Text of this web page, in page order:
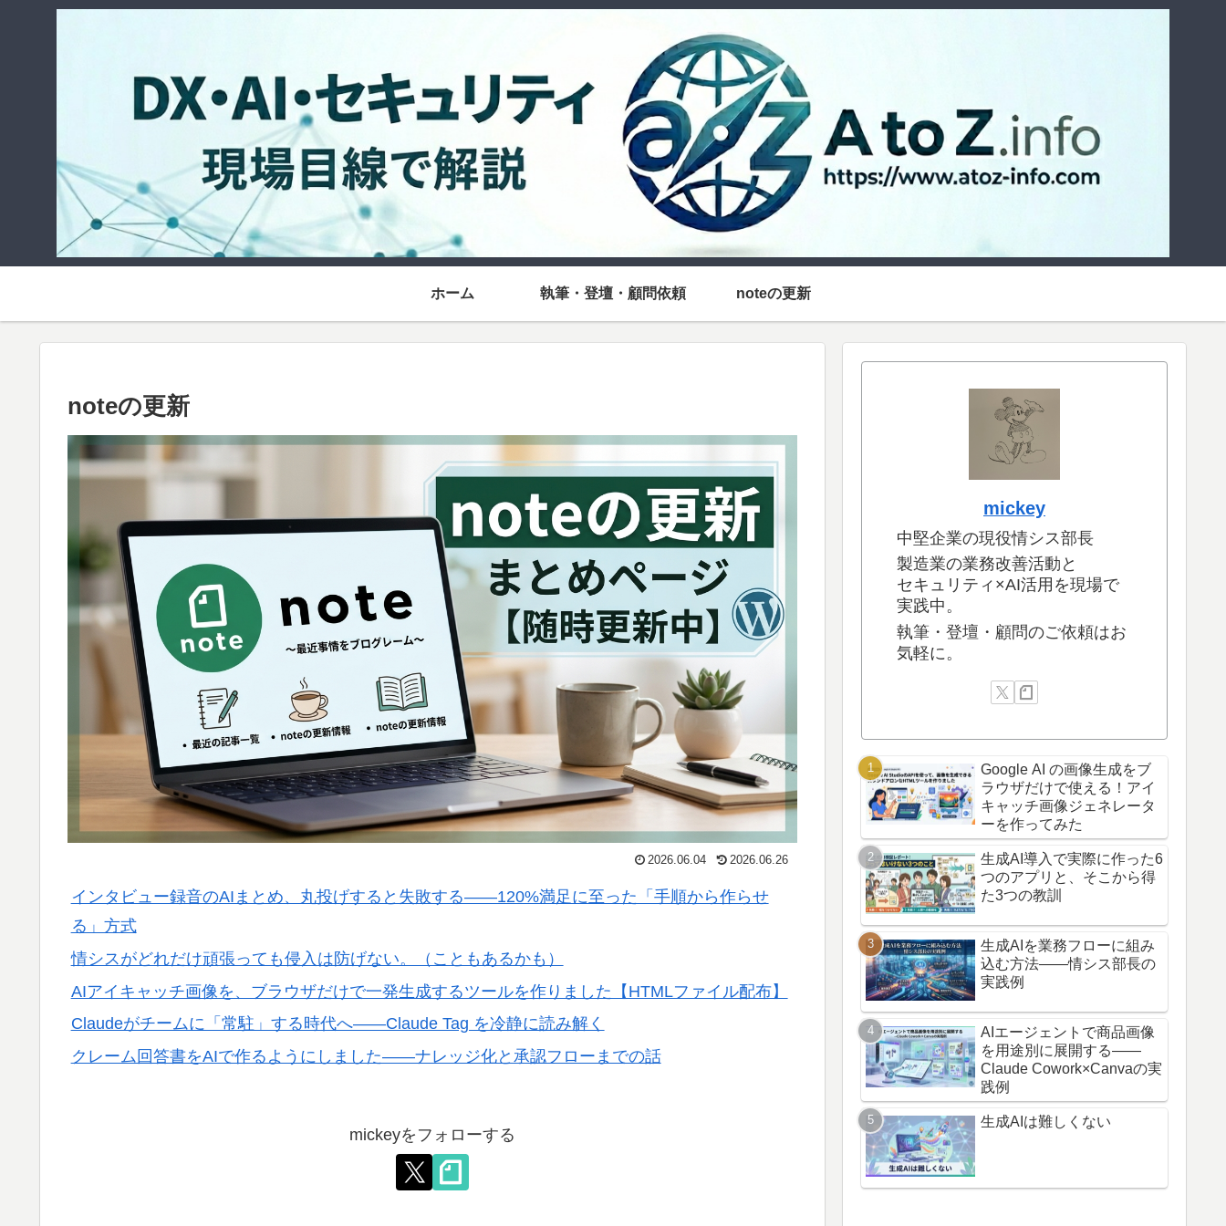
ホーム 執筆・登壇・顧問依頼 noteの更新
noteの更新
2026.06.04 2026.06.26
インタビュー録音のAIまとめ、丸投げすると失敗する——120%満足に至った「手順から作らせ
る」方式
情シスがどれだけ頑張っても侵入は防げない。（こともあるかも）
AIアイキャッチ画像を、ブラウザだけで一発生成するツールを作りました【HTMLファイル配布】
Claudeがチームに「常駐」する時代へ——Claude Tag を冷静に読み解く
クレーム回答書をAIで作るようにしました——ナレッジ化と承認フローまでの話
mickeyをフォローする
mickey
中堅企業の現役情シス部長
製造業の業務改善活動と
セキュリティ×AI活用を現場で
実践中。
執筆・登壇・顧問のご依頼はお
気軽に。
Google AI の画像生成をブ
ラウザだけで使える！アイ
キャッチ画像ジェネレータ
ーを作ってみた
生成AI導入で実際に作った6
つのアプリと、そこから得
た3つの教訓
生成AIを業務フローに組み
込む方法——情シス部長の
実践例
AIエージェントで商品画像
を用途別に展開する——
Claude Cowork×Canvaの実
践例
生成AIは難しくない